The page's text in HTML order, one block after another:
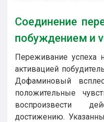
Соединение
побуждением и
Переживание успеха
активацией
Дофаминовый
положительные
воспроизвести
достижению.